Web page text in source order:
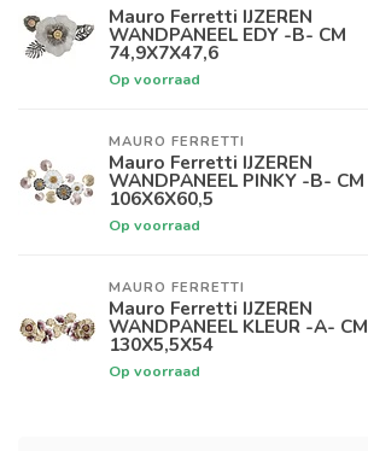
Mauro Ferretti IJZEREN
WANDPANEEL EDY -B- CM
74,9X7X47,6
Op voorraad
MAURO FERRETTI
Mauro Ferretti IJZEREN
WANDPANEEL PINKY -B- CM
106X6X60,5
Op voorraad
MAURO FERRETTI
Mauro Ferretti IJZEREN
WANDPANEEL KLEUR -A- CM
130X5,5X54
Op voorraad